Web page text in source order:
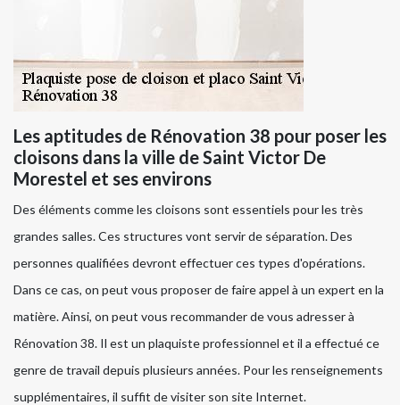
Les aptitudes de Rénovation 38 pour poser les
cloisons dans la ville de Saint Victor De
Morestel et ses environs
Des éléments comme les cloisons sont essentiels pour les très
grandes salles. Ces structures vont servir de séparation. Des
personnes qualifiées devront effectuer ces types d'opérations.
Dans ce cas, on peut vous proposer de faire appel à un expert en la
matière. Ainsi, on peut vous recommander de vous adresser à
Rénovation 38. Il est un plaquiste professionnel et il a effectué ce
genre de travail depuis plusieurs années. Pour les renseignements
supplémentaires, il suffit de visiter son site Internet.